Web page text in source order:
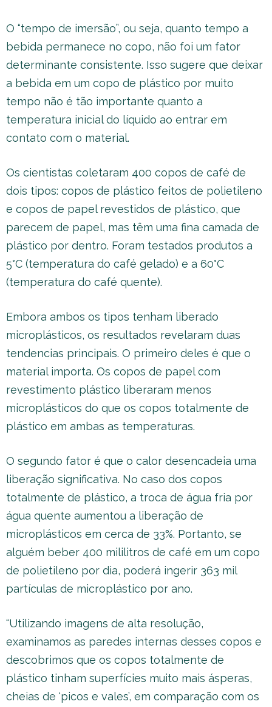
O “tempo de imersão”, ou seja, quanto tempo a
bebida permanece no copo, não foi um fator
determinante consistente. Isso sugere que deixar
a bebida em um copo de plástico por muito
tempo não é tão importante quanto a
temperatura inicial do líquido ao entrar em
contato com o material.
Os cientistas coletaram 400 copos de café de
dois tipos: copos de plástico feitos de polietileno
e copos de papel revestidos de plástico, que
parecem de papel, mas têm uma fina camada de
plástico por dentro. Foram testados produtos a
5°C (temperatura do café gelado) e a 60°C
(temperatura do café quente).
Embora ambos os tipos tenham liberado
microplásticos, os resultados revelaram duas
tendencias principais. O primeiro deles é que o
material importa. Os copos de papel com
revestimento plástico liberaram menos
microplásticos do que os copos totalmente de
plástico em ambas as temperaturas.
O segundo fator é que o calor desencadeia uma
liberação significativa. No caso dos copos
totalmente de plástico, a troca de água fria por
água quente aumentou a liberação de
microplásticos em cerca de 33%. Portanto, se
alguém beber 400 mililitros de café em um copo
de polietileno por dia, poderá ingerir 363 mil
partículas de microplástico por ano.
“Utilizando imagens de alta resolução,
examinamos as paredes internas desses copos e
descobrimos que os copos totalmente de
plástico tinham superfícies muito mais ásperas,
cheias de ‘picos e vales’, em comparação com os